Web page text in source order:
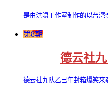
是由洪啸工作室制作的以台湾
第8期
德云社
德云社九队乙巳年封箱爆笑来